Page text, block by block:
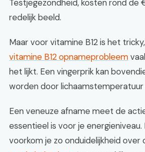
Testjegezondheid, kosten rond de
redelijk beeld.
Maar voor vitamine B12 is het
vitamine B12 opnameprobleem
het lijkt. Een vingerprik kan
worden door lichaamstemperatuur
Een veneuze afname meet de
essentieel is voor je
voorkom je zo onduidelijkheid over